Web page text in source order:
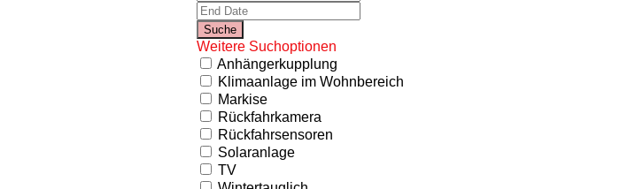
Weitere Suchoptionen
Anhängerkupplung
Klimaanlage im Wohnbereich
Markise
Rückfahrkamera
Rückfahrsensoren
Solaranlage
TV